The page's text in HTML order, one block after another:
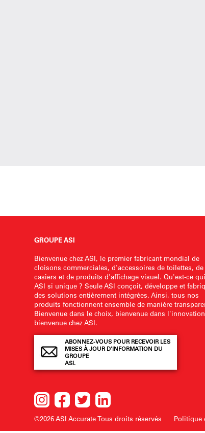
GROUPE ASI
Bienvenue chez ASI, le premier fabricant mondial de
cloisons commerciales, d'accessoires de toilettes, de
casiers et de produits d'affichage visuel. Qu'est-ce
ASI si unique ? Seule ASI conçoit, développe et
des solutions entièrement intégrées. Ainsi, tous nos
produits fonctionnent ensemble de manière
Bienvenue dans le choix, bienvenue dans
bienvenue chez ASI.
ABONNEZ-VOUS POUR RECEVOIR LES
MISES À JOUR D'INFORMATION DU
GROUPE
ASI.
©2026 ASI AccurateTous droits réservés Politique